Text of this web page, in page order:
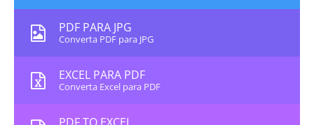
PDF PARA JPG
Converta PDF para JPG
EXCEL PARA PDF
Converta Excel para PDF